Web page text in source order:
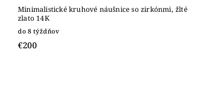
Minimalistické kruhové náušnice so zirkónmi, žlté
zlato 14K
do 8 týždňov
€200